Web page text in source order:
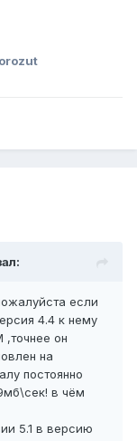
если
4.4 к нему
,точнее он
на
постоянно
в чём
5.1 в версию